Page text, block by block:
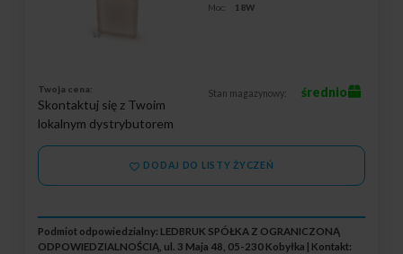
Moc:
18W
Twoja cena:
Skontaktuj się z Twoim
lokalnym dystrybutorem
Stan magazynowy: średnio
DODAJ DO LISTY ŻYCZEŃ
Podmiot odpowiedzialny: LEDBRUK SPÓŁKA Z OGRANICZONĄ
ODPOWIEDZIALNOŚCIĄ, ul. 3 Maja 48, 05-230 Kobyłka | Kontakt: